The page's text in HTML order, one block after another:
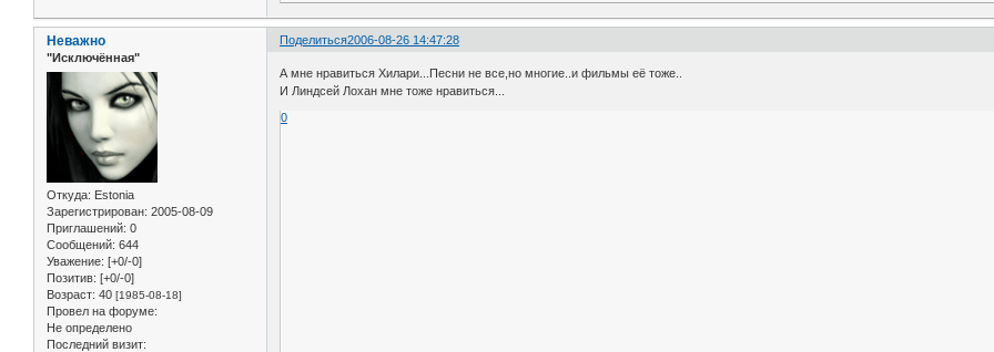
Поделиться2006-08-26 14:47:28
Неважно
"Исключённая"
Откуда: Estonia
Зарегистрирован: 2005-08-09
Приглашений: 0
Сообщений: 644
Уважение: [+0/-0]
Позитив: [+0/-0]
Возраст: 40 [1985-08-18]
Провел на форуме:
Не определено
Последний визит:
А мне нравиться Хилари...Песни не все,но многие..и фильмы её тоже..
И Линдсей Лохан мне тоже нравиться...
0